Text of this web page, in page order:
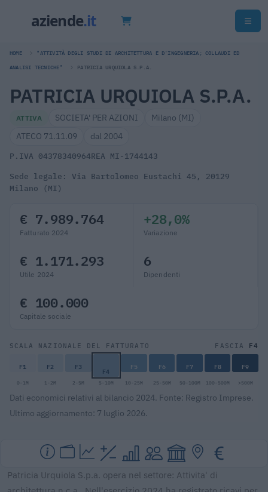
HOME "ATTIVITÀ DEGLI STUDI DI ARCHITETTURA E D'INGEGNERIA; COLLAUDI ED
ANALISI TECNICHE" PATRICIA URQUIOLA S.P.A.
PATRICIA URQUIOLA S.P.A.
ATTIVA SOCIETA' PER AZIONI
Milano (MI)
ATECO 71.11.09
dal 2004
P.IVA 04378340964REA MI-1744143
Sede legale: Via Bartolomeo Eustachi 45, 20129
Milano (MI)
€ 7.989.764
Fatturato 2024
+28,0%
Variazione
€ 1.171.293
Utile 2024
6
Dipendenti
€ 100.000
Capitale sociale
SCALA NAZIONALE DEL FATTURATO FASCIA F4
F1 F2 F3 F4 F5 F6 F7 F8 F9
0-1M 1-2M 2-5M 5-10M 10-25M 25-50M 50-100M 100-500M >500M
Dati economici relativi al bilancio 2024. Fonte: Registro Imprese.
Ultimo aggiornamento: 7 luglio 2026.
Patricia Urquiola S.p.a. opera nel settore: Attivita' di